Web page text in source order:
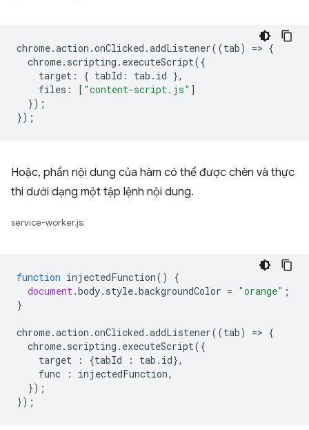
chrome.action .onClicked .addListener((tab) => {
chrome. scripting . executeScript({
target : { tabId : tab . id },
files : [ "content-script.js" ]
});
});
Hoặc, phần nội dung của hàm có thể được chèn và thực
thi dưới dạng một tập lệnh nội dung.
service-worker.js:
function injectedFunction()
{
document.body. style.backgroundColor = "orange" ;
}
chrome.action .onClicked .addListener((tab) => {
chrome. scripting . executeScript({
target
: {tabId : tab . id},
func
: injectedFunction,
});
});